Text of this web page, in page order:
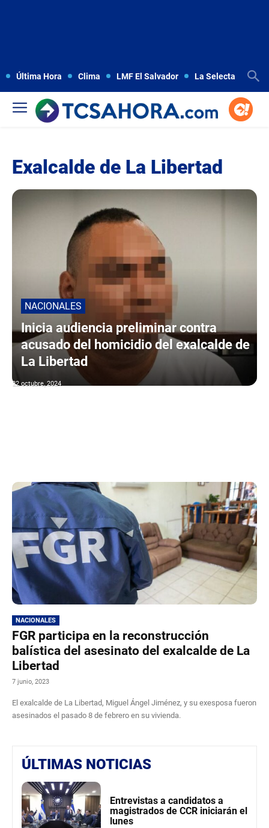
Última Hora Clima LMF El Salvador La Selecta
Exalcalde de La Libertad
NACIONALES
Inicia audiencia preliminar contra
acusado del homicidio del exalcalde de
La Libertad
22 octubre, 2024
NACIONALES
FGR participa en la reconstrucción
balística del asesinato del exalcalde de La
Libertad
7 junio, 2023
El exalcalde de La Libertad, Miguel Ángel Jiménez, y su exesposa fueron
asesinados el pasado 8 de febrero en su vivienda.
ÚLTIMAS NOTICIAS
Entrevistas a candidatos a
magistrados de CCR iniciarán el
lunes